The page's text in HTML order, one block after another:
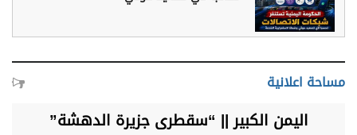
مساحة اعلانية
اليمن الكبير || “سقطرى جزيرة الدهشة”